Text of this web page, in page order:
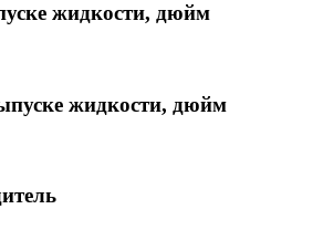
жидкости, дюйм
жидкости, дюйм